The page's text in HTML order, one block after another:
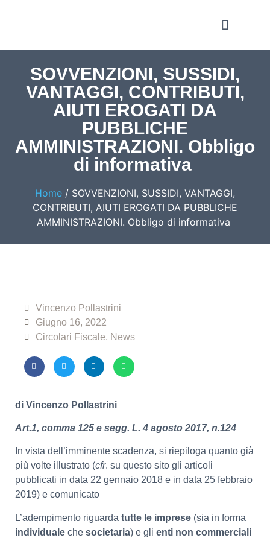
SOVVENZIONI, SUSSIDI,
VANTAGGI, CONTRIBUTI,
AIUTI EROGATI DA
PUBBLICHE
AMMINISTRAZIONI. Obbligo
di informativa
Home / SOVVENZIONI, SUSSIDI, VANTAGGI,
CONTRIBUTI, AIUTI EROGATI DA PUBBLICHE
AMMINISTRAZIONI. Obbligo di informativa
Vincenzo Pollastrini
Giugno 16, 2022
Circolari Fiscale, News
di Vincenzo Pollastrini
Art.1, comma 125 e segg. L. 4 agosto 2017, n.124
In vista dell’imminente scadenza, si riepiloga quanto già
più volte illustrato (cfr. su questo sito gli articoli
pubblicati in data 22 gennaio 2018 e in data 25 febbraio
2019) e comunicato
L’adempimento riguarda tutte le imprese (sia in forma
individuale che societaria) e gli enti non commerciali